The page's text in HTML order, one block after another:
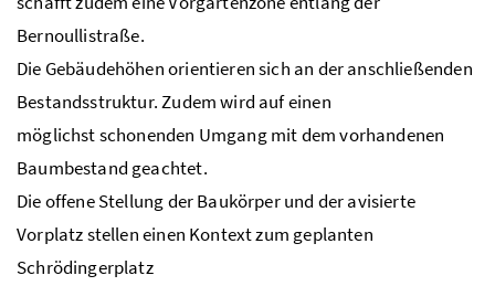
Bernoullistraße.
Die Gebäudehöhen orientieren sich an der anschließenden
Bestandsstruktur. Zudem wird auf einen
möglichst schonenden Umgang mit dem vorhandenen
Baumbestand geachtet.
Die offene Stellung der Baukörper und der avisierte
Vorplatz stellen einen Kontext zum geplanten
Schrödingerplatz